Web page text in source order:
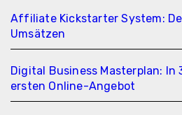
Affiliate Kickstarter System:
Umsätzen
Digital Business Masterplan: In
ersten Online-Angebot